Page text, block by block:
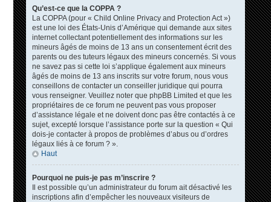
Qu’est-ce que la COPPA ?
La COPPA (pour « Child Online Privacy and Protection Act »)
est une loi des États-Unis d’Amérique qui demande aux sites
internet collectant potentiellement des informations sur les
mineurs âgés de moins de 13 ans un consentement écrit des
parents ou des tuteurs légaux des mineurs concernés. Si vous
ne savez pas si cette loi s’applique également aux mineurs
âgés de moins de 13 ans inscrits sur votre forum, nous vous
conseillons de contacter un conseiller juridique qui pourra
vous renseigner. Veuillez noter que phpBB Limited et que les
propriétaires de ce forum ne peuvent pas vous proposer
d’assistance légale et ne doivent donc pas être contactés à ce
sujet, excepté lorsque l’assistance porte sur la question « Qui
dois-je contacter à propos de problèmes d’abus ou d’ordres
légaux liés à ce forum ? ».
Haut
Pourquoi ne puis-je pas m’inscrire ?
Il est possible qu’un administrateur du forum ait désactivé les
inscriptions afin d’empêcher les nouveaux visiteurs de